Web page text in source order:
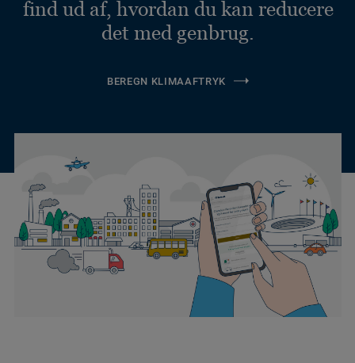
find ud af, hvordan du kan reducere
det med genbrug.
BEREGN KLIMAAFTRYK